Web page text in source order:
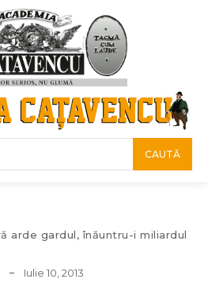
CAUTĂ
arde gardul, înăuntru-i miliardul
Iulie 10, 2013